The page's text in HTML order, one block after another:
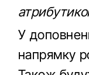
У
напрямку